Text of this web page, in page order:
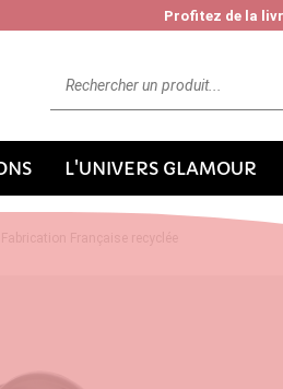
Profitez de la
L'UNIVERS GLAMOUR